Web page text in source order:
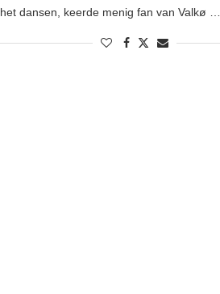
dansen, keerde menig fan van Valkø …